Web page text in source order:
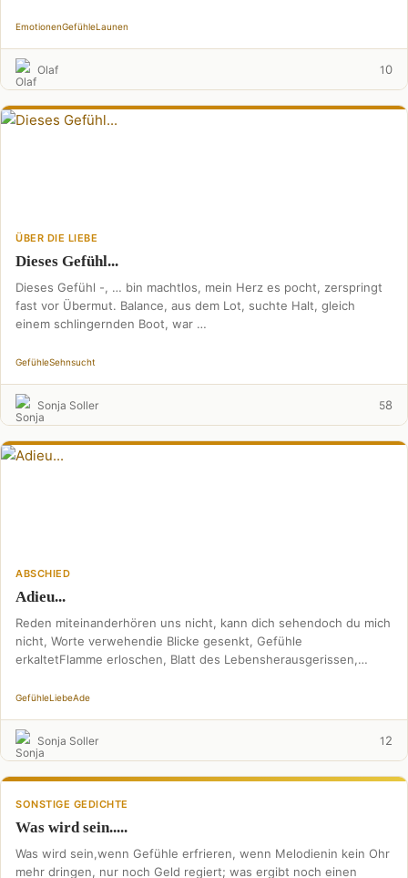
EmotionenGefühleLaunen
Olaf 10
ÜBER DIE LIEBE
Dieses Gefühl...
Dieses Gefühl -, … bin machtlos, mein Herz es pocht, zerspringt
fast vor Übermut. Balance, aus dem Lot, suchte Halt, gleich
einem schlingernden Boot, war …
GefühleSehnsucht
Sonja Soller 58
ABSCHIED
Adieu...
Reden miteinanderhören uns nicht, kann dich sehendoch du mich
nicht, Worte verwehendie Blicke gesenkt, Gefühle
erkaltetFlamme erloschen, Blatt des Lebensherausgerissen,
GefühleLiebeAde
Sonja Soller 1 2
SONSTIGE GEDICHTE
Was wird sein.....
Was wird sein,wenn Gefühle erfrieren, wenn Melodienin kein Ohr
mehr dringen, nur noch Geld regiert; was ergibt noch einen